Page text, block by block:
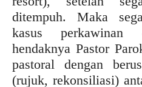
ditempuh. Maka
kasus
hendaknya Pastor
pastoral dengan
(rujuk, rekonsiliasi)